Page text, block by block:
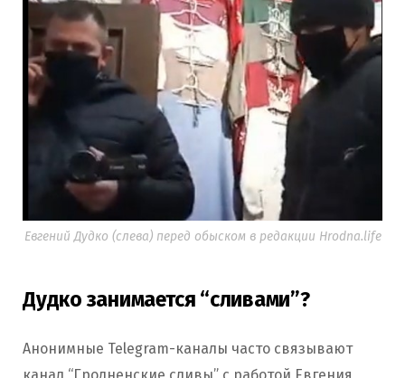
Евгений Дудко (слева) перед обыском в редакции Hrodna.life
Дудко занимается “сливами”?
Анонимные Telegram-каналы часто связывают
канал “Гродненские сливы” с работой Евгения